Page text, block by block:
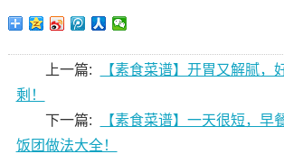
上一篇:
【素食菜谱】开胃又解腻，
剩！
下一篇:
【素食菜谱】一天很短，早
饭团做法大全！